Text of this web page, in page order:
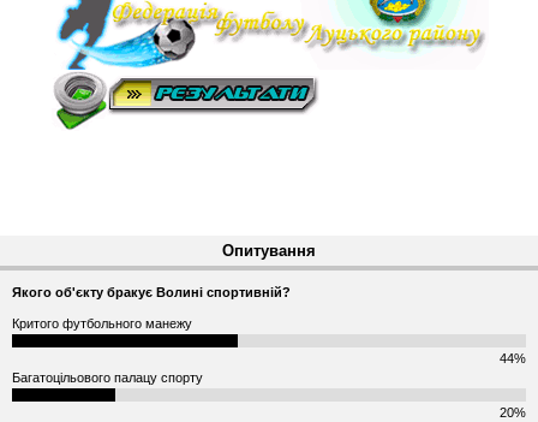
Опитування
Якого об'єкту бракує Волині спортивній?
Критого футбольного манежу
44%
Багатоцільового палацу спорту
20%